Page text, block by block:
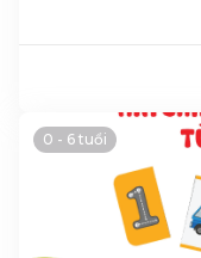
0 - 6 tuổi